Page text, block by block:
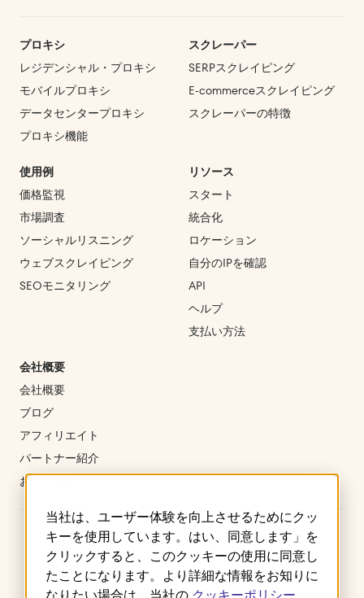
当社は、ユーザー体験を向上させるためにクッ
キーを使用しています。はい、同意します」を
クリックすると、このクッキーの使用に同意し
たことになります。より詳細な情報をお知りに
プロキシ
レジデンシャル・プロキシ
モバイルプロキシ
データセンタープロキシ
プロキシ機能
スクレーパー
SERPスクレイピング
E‑commerceスクレイピング
スクレーパーの特徴
使用例
価格監視
市場調査
ソーシャルリスニング
ウェブスクレイピング
SEOモニタリング
リソース
スタート
統合化
ロケーション
自分のIPを確認
API
ヘルプ
支払い方法
会社概要
会社概要
ブログ
アフィリエイト
パートナー紹介
お問い合わせ
ご利用規約 プライバシーポリシー
クッキー
返金・キャンセルポリシー
サービスレベルアグリーメント